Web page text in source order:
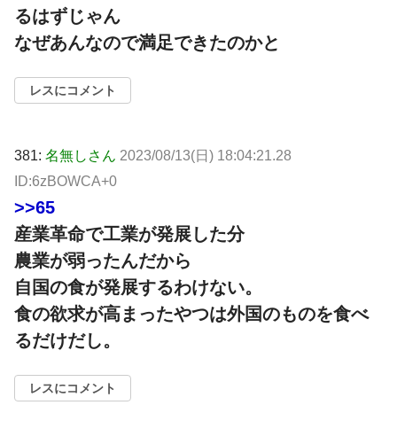
るはずじゃん
なぜあんなので満足できたのかと
レスにコメント
381: 名無しさん 2023/08/13(日) 18:04:21.28
ID:6zBOWCA+0
>>65
産業革命で工業が発展した分
農業が弱ったんだから
自国の食が発展するわけない。
食の欲求が高まったやつは外国のものを食べ
るだけだし。
レスにコメント